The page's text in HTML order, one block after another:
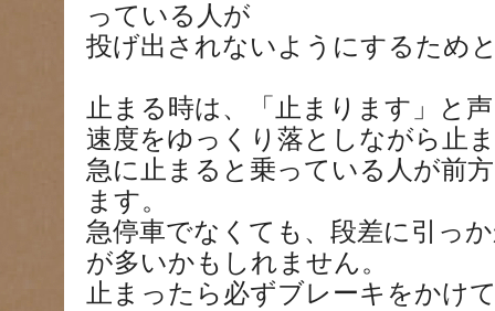
っている人が
投げ出されないようにするため
止まる時は、「止まります」と
速度をゆっくり落としながら止
急に止まると乗っている人が前
ます。
急停車でなくても、段差に引っ
が多いかもしれません。
止まったら必ずブレーキをかけ